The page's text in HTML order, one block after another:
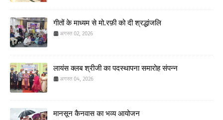
गीतों के माध्यम से मो.रफ़ी को दी श्रद्धांजलि
अगस्त 02, 2026
लायंस क्लब श्रीजी का पदस्थापना समारोह संपन्न
अगस्त 04, 2026
मानसून कैनवास का भव्य आयोजन